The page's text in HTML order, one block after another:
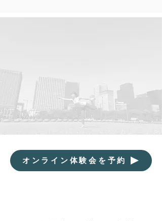
オンライン体験会を予約